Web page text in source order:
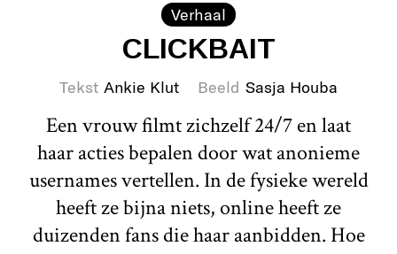
Verhaal
CLICKBAIT
Tekst Ankie Klut Beeld Sasja Houba
Een vrouw filmt zichzelf 24/7 en laat
haar acties bepalen door wat anonieme
usernames vertellen. In de fysieke wereld
heeft ze bijna niets, online heeft ze
duizenden fans die haar aanbidden. Hoe